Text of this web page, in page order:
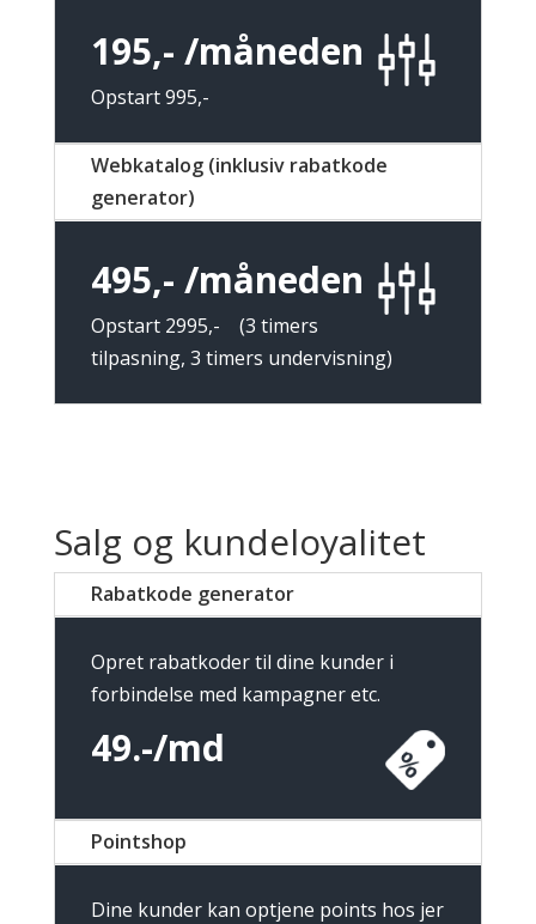
195,- /måneden
Opstart 995,-
Webkatalog (inklusiv rabatkode
generator)
495,- /måneden
Opstart 2995,- (3 timers
tilpasning, 3 timers undervisning)
Salg og kundeloyalitet
Rabatkode generator
Opret rabatkoder til dine kunder i
forbindelse med kampagner etc.
49.-/md
Pointshop
Dine kunder kan optjene points hos jer